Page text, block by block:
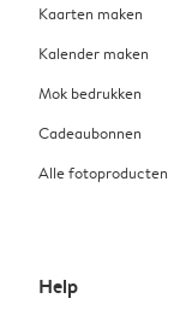
Kaarten maken
Kalender maken
Mok bedrukken
Cadeaubonnen
Alle fotoproducten
Help